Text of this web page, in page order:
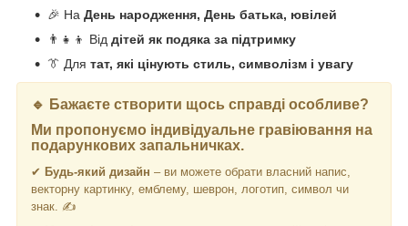
🎉 На День народження, День батька, ювілей
👨‍👧‍👦 Від дітей як подяка за підтримку
👔 Для тат, які цінують стиль, символізм і увагу
🔹 Бажаєте створити щось справді особливе?
Ми пропонуємо індивідуальне гравіювання на
подарункових запальничках.
✔ Будь-який дизайн – ви можете обрати власний напис,
векторну картинку, емблему, шеврон, логотип, символ чи
знак. ✍️